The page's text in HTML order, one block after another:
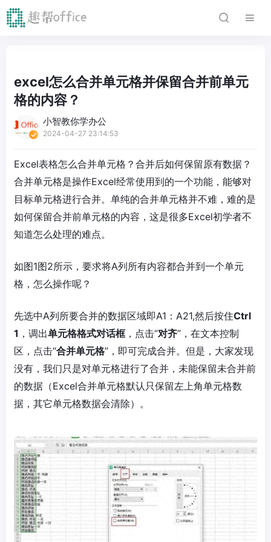
excel怎么合并单元格并保留合并前单元
格的内容？
小智教你学办公
2024-04-27 23:14:53
Excel表格怎么合并单元格？合并后如何保留原有数据？
合并单元格是操作Excel经常使用到的一个功能，能够对
目标单元格进行合并。单纯的合并单元格并不难，难的是
如何保留合并前单元格的内容，这是很多Excel初学者不
知道怎么处理的难点。
如图1图2所示，要求将A列所有内容都合并到一个单元
格，怎么操作呢？
先选中A列所要合并的数据区域即A1：A21,然后按住Ctrl
1 ，调出单元格格式对话框，点击“对齐”，在文本控制
区，点击“合并单元格”，即可完成合并。但是，大家发现
没有，我们只是对单元格进行了合并，未能保留未合并前
的数据（Excel合并单元格默认只保留左上角单元格数
据，其它单元格数据会清除）。